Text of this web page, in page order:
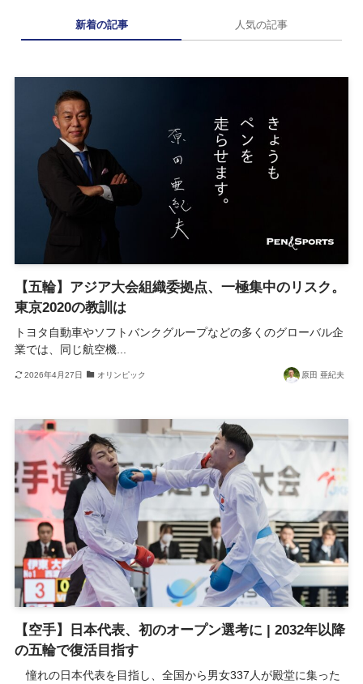
新着の記事 人気の記事
【五輪】アジア大会組織委拠点、一極集中のリスク。
東京2020の教訓は
トヨタ自動車やソフトバンクグループなどの多くのグローバル企
業では、同じ航空機...
2026年4月27日 オリンピック 原田 亜紀夫
【空手】日本代表、初のオープン選考に | 2032年以降
の五輪で復活目指す
憧れの日本代表を目指し、全国から男女337人が殿堂に集った